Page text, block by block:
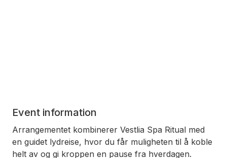
Event information
Arrangementet kombinerer Vestlia Spa Ritual med
en guidet lydreise, hvor du får muligheten til å koble
helt av og gi kroppen en pause fra hverdagen.